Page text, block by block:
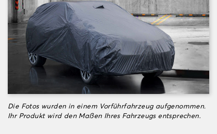
Die Fotos wurden in einem Vorführfahrzeug aufgenommen.
Ihr Produkt wird den Maßen Ihres Fahrzeugs entsprechen.